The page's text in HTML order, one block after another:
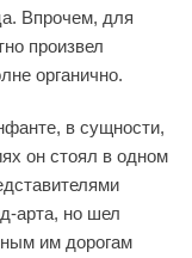
Впрочем, для
произвел
органично.
в сущности,
он стоял в одном
арта, но шел
им дорогам